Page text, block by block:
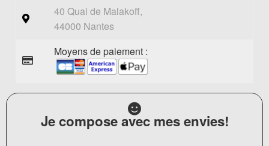
40 Quai de Malakoff,
44000 Nantes
Moyens de paiement :
Je compose avec mes envies!